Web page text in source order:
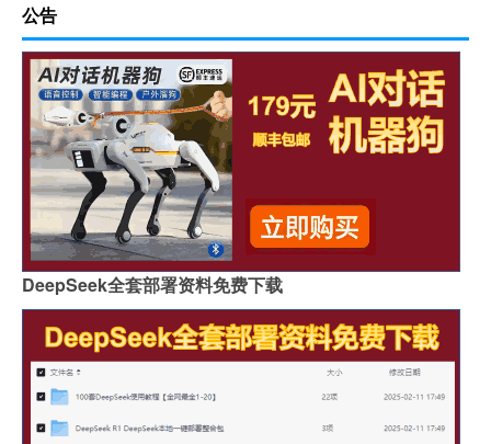
公告
DeepSeek全套部署资料免费下载